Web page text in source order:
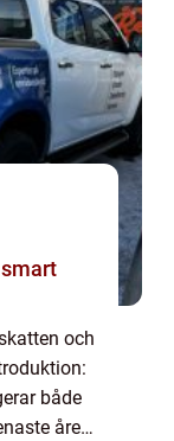
och
både
året